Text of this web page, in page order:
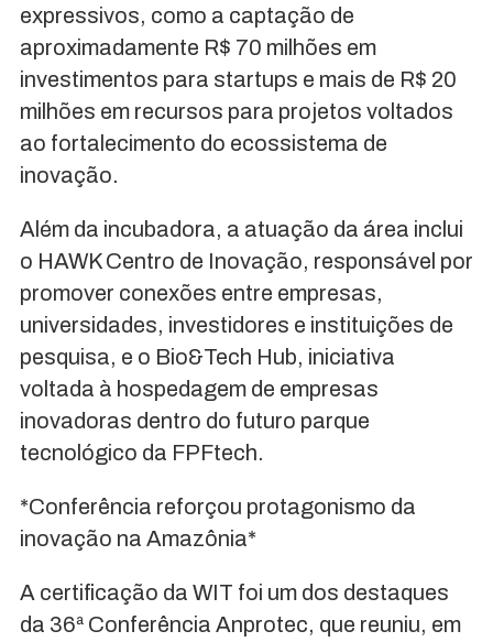
expressivos, como a captação de
aproximadamente R$ 70 milhões em
investimentos para startups e mais de R$ 20
milhões em recursos para projetos voltados
ao fortalecimento do ecossistema de
inovação.
Além da incubadora, a atuação da área inclui
o HAWK Centro de Inovação, responsável por
promover conexões entre empresas,
universidades, investidores e instituições de
pesquisa, e o Bio&Tech Hub, iniciativa
voltada à hospedagem de empresas
inovadoras dentro do futuro parque
tecnológico da FPFtech.
*Conferência reforçou protagonismo da
inovação na Amazônia*
A certificação da WIT foi um dos destaques
da 36ª Conferência Anprotec, que reuniu, em